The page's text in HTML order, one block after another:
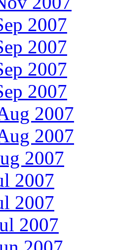
2007
2007
2007
2007
2007
2007
2007
2007
2007
2007